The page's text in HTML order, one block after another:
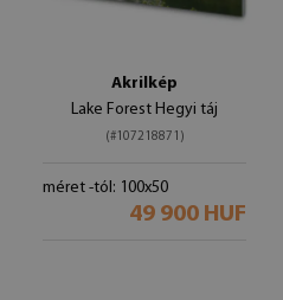
Akrilkép
Lake Forest Hegyi táj
(#107218871)
méret -tól: 100x50
49 900 HUF